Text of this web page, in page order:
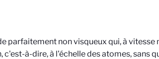
parfaitement non visqueux qui, à vitesse
c'est-à-dire, à l'échelle des atomes, sans